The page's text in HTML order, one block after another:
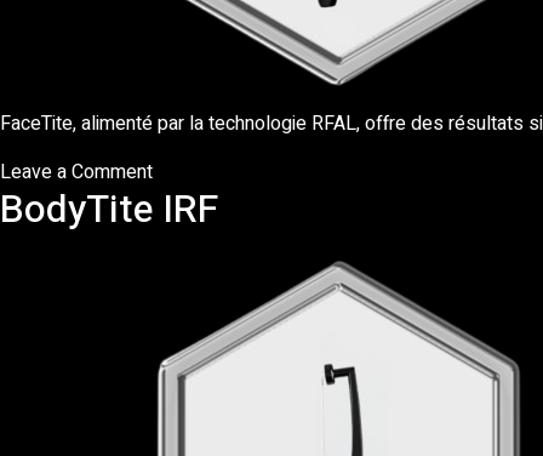
FaceTite, alimenté par la technologie RFAL, offre des résultats
Leave a Commenton
FaceTite
IRF
BodyTite IRF